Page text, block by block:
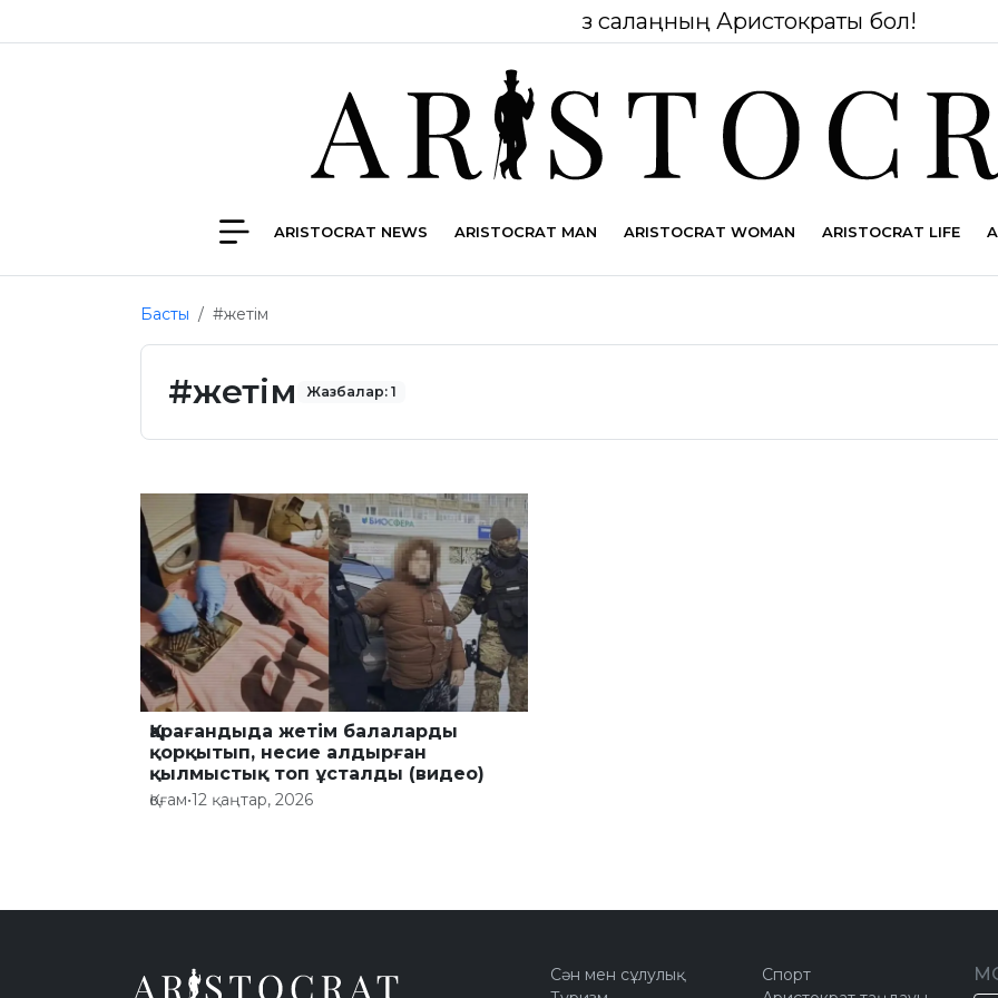
Өз салаңның Аристократы бол!
ARISTOCRAT NEWS ARISTOCRAT MAN ARISTOCRAT WOMAN ARISTOCRAT LIFE
Басты #жетім
#жетім Жазбалар: 1
Қарағандыда жетім балаларды
қорқытып, несие алдырған
қылмыстық топ ұсталды (видео)
Қоғам•12 қаңтар, 2026
Сән мен сұлулық
Спорт